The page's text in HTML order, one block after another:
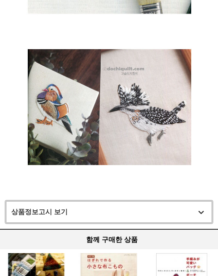
상품정보고시 보기
함께 구매한 상품